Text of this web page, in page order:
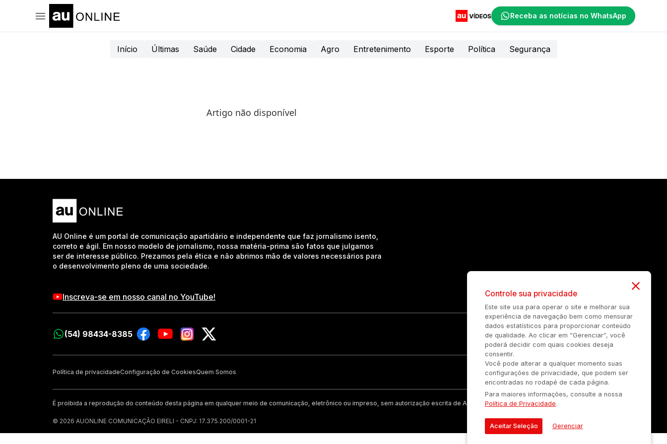
Receba as notícias no WhatsApp
Início Últimas Saúde Cidade Economia Agro Entretenimento Esporte Política Segurança
Artigo não disponível
AU Online é um portal de comunicação apartidário e independente que faz jornalismo isento,
correto e ágil. Em nosso modelo de jornalismo, nossa matéria-prima são fatos que julgamos
ser de interesse público. Prezamos pela ética e não abrimos mão de valores necessários para
o desenvolvimento pleno de uma sociedade.
Inscreva-se em nosso canal no YouTube!
(54) 98434-8385
Política de privacidadeConfiguração de CookiesQuem Somos
É proibida a reprodução do conteúdo desta página em qualquer meio de comunicação, eletrônico ou impreso, sem autorização escrita de Auonline Comunicação Eireli.
© 2026 AUONLINE COMUNICAÇÃO EIRELI - CNPJ: 17.375.200/0001-21
Controle sua privacidade
Este site usa para operar o site e melhorar sua
experiência de navegação bem como mensurar
dados estatísticos para proporcionar conteúdo
de qualidade. Ao clicar em “Gerenciar”, você
poderá decidir com quais cookies deseja
consentir.
Você pode alterar a qualquer momento suas
configurações de privacidade, que podem ser
encontradas no rodapé de cada página.
Para maiores informações, consulte a nossa
Política de Privacidade.
Aceitar Seleção Gerenciar